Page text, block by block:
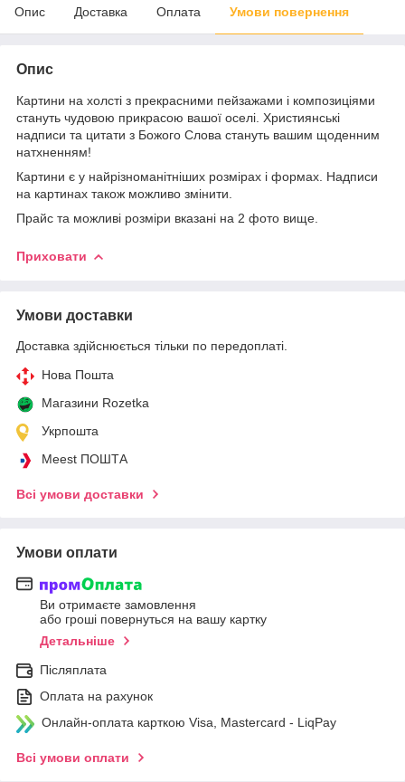
Опис Доставка Оплата Умови повернення
Опис
Картини на холсті з прекрасними пейзажами і композиціями
стануть чудовою прикрасою вашої оселі. Християнські
надписи та цитати з Божого Слова стануть вашим щоденним
натхненням!
Картини є у найрізноманітніших розмірах і формах. Надписи
на картинах також можливо змінити.
Прайс та можливі розміри вказані на 2 фото вище.
Приховати
Умови доставки
Доставка здійснюється тільки по передоплаті.
Нова Пошта
Магазини Rozetka
Укрпошта
Meest ПОШТА
Всі умови доставки
Умови оплати
Ви отримаєте замовлення
або гроші повернуться на вашу картку
Детальніше
Післяплата
Оплата на рахунок
Онлайн-оплата карткою Visa, Mastercard - LiqPay
Всі умови оплати